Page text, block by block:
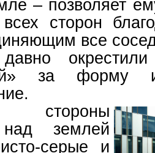
– позволяет
сторон
все
за форму
над землей
серые и